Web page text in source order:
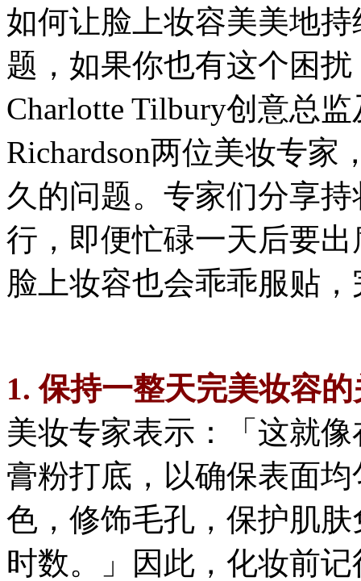
如何让脸上妆容美美地
题，如果你也有这个困
Charlotte Tilbury创意总
Richardson两位美妆专
久的问题。专家们分享
行，即便忙碌一天后要
脸上妆容也会乖乖服贴
1. 保持一整天完美妆容
美妆专家表示：「这就
膏粉打底，以确保表面
色，修饰毛孔，保护肌
时数。」因此，化妆前